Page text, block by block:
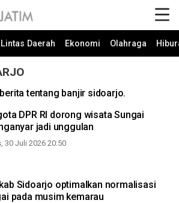
Lintas Daerah Ekonomi Olahraga
tentang banjir sidoarjo.
DPR RI dorong wisata Sungai
jadi unggulan
30 Juli 2026 20:50
Sidoarjo optimalkan normalisasi
pada musim kemarau